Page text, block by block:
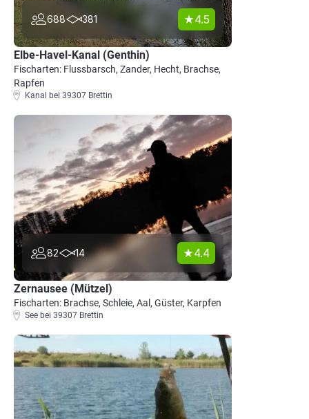
688 381 4.5
Elbe-Havel-Kanal (Genthin)
Fischarten: Flussbarsch, Zander, Hecht, Brachse,
Rapfen
Kanal bei 39307 Brettin
82 14 4.4
Zernausee (Mützel)
Fischarten: Brachse, Schleie, Aal, Güster, Karpfen
See bei 39307 Brettin